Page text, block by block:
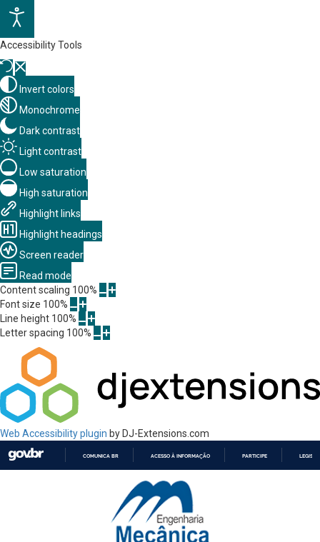
Accessibility Tools
Invert colors
Monochrome
Dark contrast
Light contrast
Low saturation
High saturation
Highlight links
Highlight headings
Screen reader
Read mode
Content scaling 100%
Font size 100%
Line height 100%
Letter spacing 100%
Web Accessibility plugin by DJ-Extensions.com
PARA
CONTEÚDO
COMUNICA BR ACESSO À INFORMAÇÃO PARTICIPE